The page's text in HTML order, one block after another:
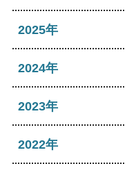
2026年08月
2026年06月
2026年04月
2025年
2025年12月
2025年10月
2024年
2024年12月
2024年10月
2023年
2023年12月
2022年